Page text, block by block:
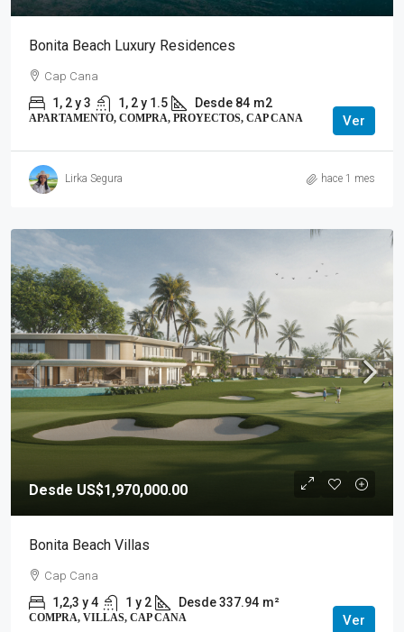
Bonita Beach Luxury Residences
Cap Cana
1, 2 y 3 1, 2 y 1.5 Desde 84 m2
APARTAMENTO, COMPRA, PROYECTOS, CAP CANA Ver
Lirka Segura hace 1 mes
Desde US$1,970,000.00
Bonita Beach Villas
Cap Cana
1,2,3 y 4 1 y 2 Desde 337.94 m²
COMPRA, VILLAS, CAP CANA Ver